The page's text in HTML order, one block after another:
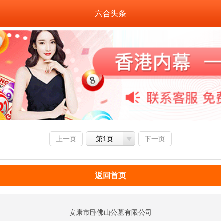
六合头条
上一页 第1页 下一页
返回首页
安康市卧佛山公墓有限公司